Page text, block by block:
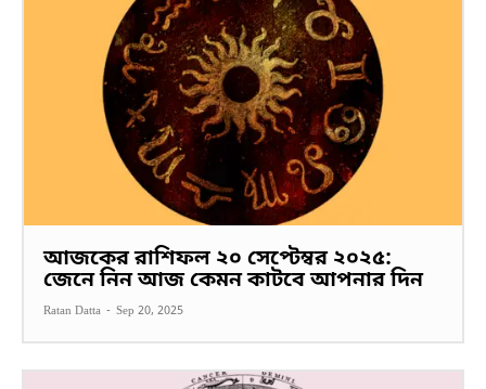
আজকের রাশিফল ২০ সেপ্টেম্বর ২০২৫:
জেনে নিন আজ কেমন কাটবে আপনার দিন
Ratan Datta - Sep 20, 2025